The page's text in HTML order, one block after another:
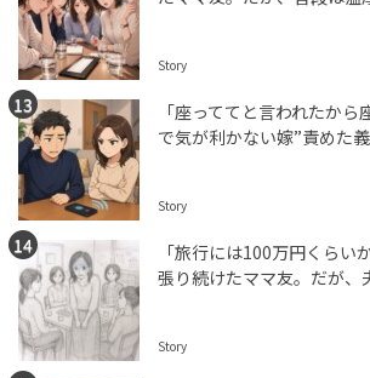
Story
「座っててと言われたか
で気が利かない嫁”責めた
Story
「旅行には100万円くらい
張り続けたママ友。だが、
Story